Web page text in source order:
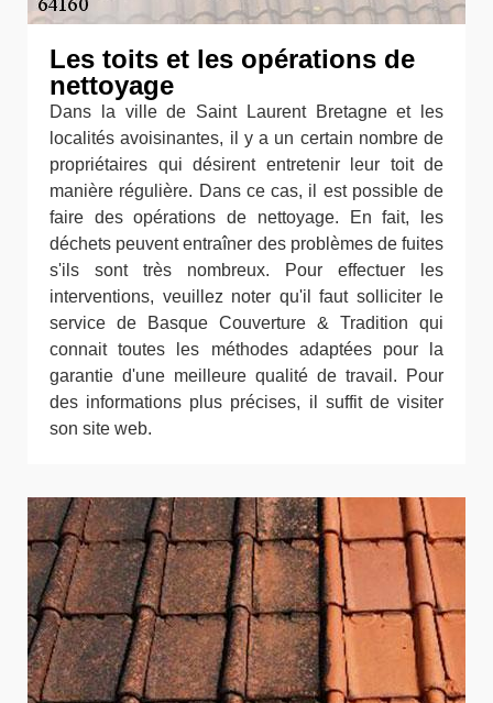
Les toits et les opérations de
nettoyage
Dans la ville de Saint Laurent Bretagne et les
localités avoisinantes, il y a un certain nombre de
propriétaires qui désirent entretenir leur toit de
manière régulière. Dans ce cas, il est possible de
faire des opérations de nettoyage. En fait, les
déchets peuvent entraîner des problèmes de fuites
s'ils sont très nombreux. Pour effectuer les
interventions, veuillez noter qu'il faut solliciter le
service de Basque Couverture & Tradition qui
connait toutes les méthodes adaptées pour la
garantie d'une meilleure qualité de travail. Pour
des informations plus précises, il suffit de visiter
son site web.